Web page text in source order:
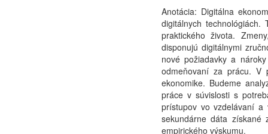
Anotácia: Digitálna
digitálnych
praktického života.
disponujú digitálnymi
nové požiadavky a
odmeňovaní za prácu. V
ekonomike. Budeme
práce v súvislosti s
prístupov vo vzdelávaní a
sekundárne dáta získané
empirického výskumu.